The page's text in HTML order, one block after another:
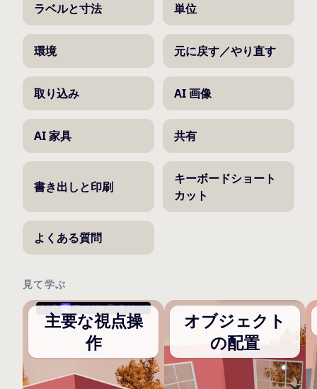
ラベルと寸法 単位
環境 元に戻す／やり直す
取り込み AI 画像
AI 家具 共有
書き出しと印刷
キーボードショート
カット
よくある質問
見て学ぶ
主要な視点操
作
オブジェクト
の配置